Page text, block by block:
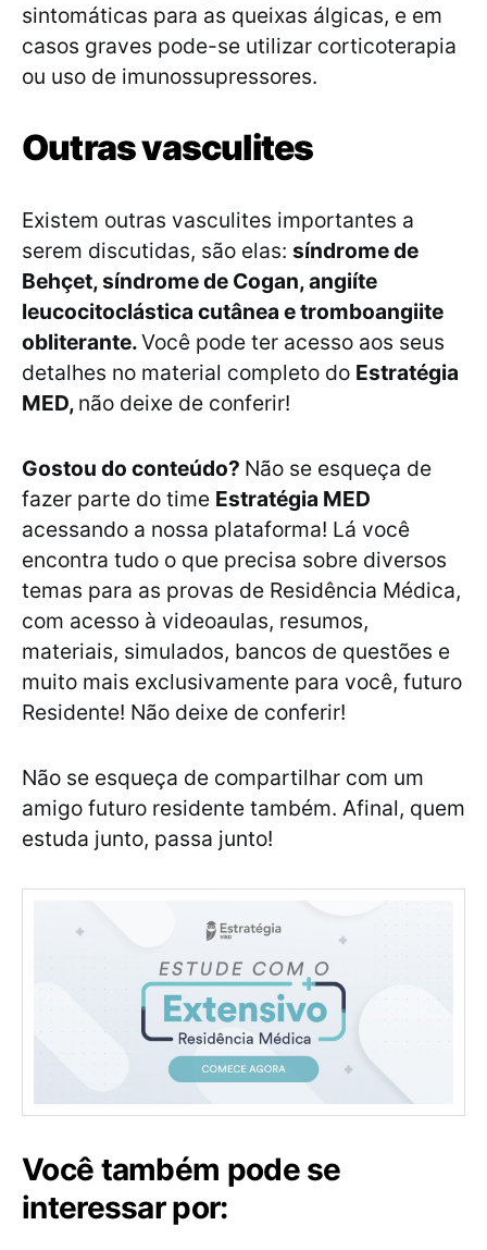
sintomáticas para as queixas álgicas, e em
casos graves pode-se utilizar corticoterapia
ou uso de imunossupressores.
Outras vasculites
Existem outras vasculites importantes a
serem discutidas, são elas: síndrome de
Behçet, síndrome de Cogan, angiíte
leucocitoclástica cutânea e tromboangiite
obliterante.Você pode ter acesso aos seus
detalhes no material completo do Estratégia
MED, não deixe de conferir!
Gostou do conteúdo? Não se esqueça de
fazer parte do time Estratégia MED
acessando a nossa plataforma! Lá você
encontra tudo o que precisa sobre diversos
temas para as provas de Residência Médica,
com acesso à videoaulas, resumos,
materiais, simulados, bancos de questões e
muito mais exclusivamente para você, futuro
Residente! Não deixe de conferir!
Não se esqueça de compartilhar com um
amigo futuro residente também. Afinal, quem
estuda junto, passa junto!
Você também pode se
interessar por: